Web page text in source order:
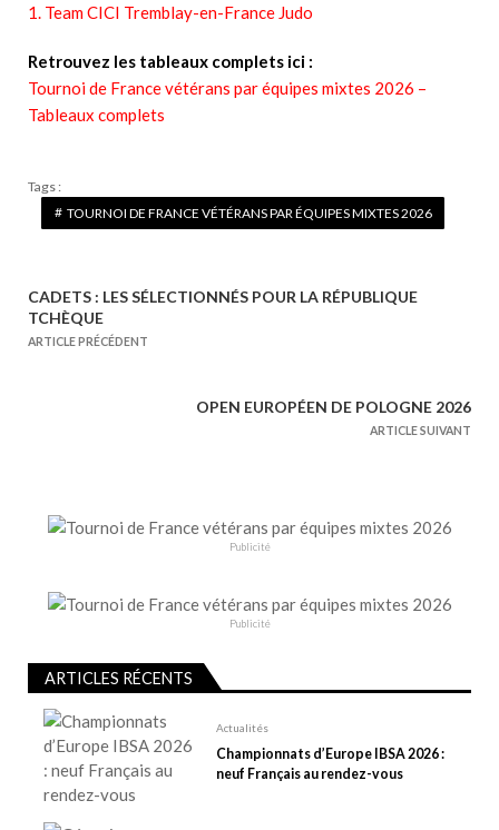
1. Team CICI Tremblay-en-France Judo
Retrouvez les tableaux complets ici :
Tournoi de France vétérans par équipes mixtes 2026 –
Tableaux complets
Tags :
TOURNOI DE FRANCE VÉTÉRANS PAR ÉQUIPES MIXTES 2026
N
a
l
’
CADETS : LES SÉLECTIONNÉS POUR LA RÉPUBLIQUE
TCHÈQUE
ARTICLE PRÉCÉDENT
OPEN EUROPÉEN DE POLOGNE 2026
ARTICLE SUIVANT
Publicité
Publicité
ARTICLES RÉCENTS
Actualités
Championnats d’Europe IBSA 2026 :
neuf Français au rendez-vous